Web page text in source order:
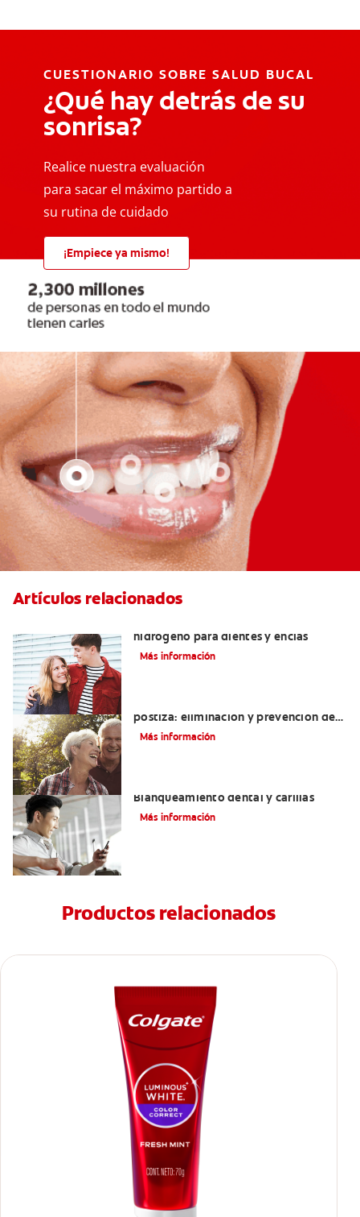
CUESTIONARIO SOBRE SALUD BUCAL
¿Qué hay detrás de su
sonrisa?
Realice nuestra evaluación
para sacar el máximo partido a
su rutina de cuidado
¡Empiece ya mismo!
Artículos relacionados
hidrógeno para dientes y encías
Más información
postiza: eliminación y prevención de
manchas
Más información
Blanqueamiento dental y carillas
Más información
Productos relacionados